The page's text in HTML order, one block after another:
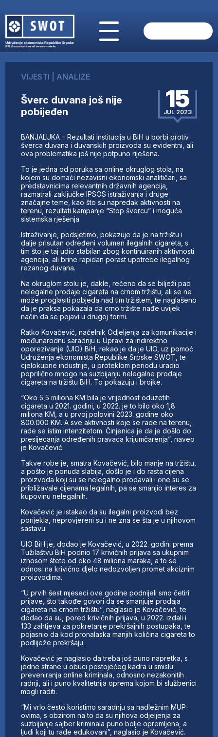
O NAMA
AKTUELNO
ANALIZE
FINANSIJE
IZ STRANIH MEDIJA
AKTIVNOSTI
SWOT INTERVJU
UČLANI SE
KONTAKT
VIJESTI ANALIZE
Šverc duvana još nije
pobijeđen
15
JUL 2023
BANJALUKA – Rezultati institucija u BiH u borbi protiv
šverca duvana i duvanskih proizvoda su evidentni, ali
ova problematika još nije potpuno riješena.
To je jedna od poruka sa online okruglog stola, na
kojem su domaći nezavisni ekonomski analitičari, sa
predstavnicima relevantnih državnih agencija,
razmatrali zaključke IPSOS istraživanja i druge
značajne teme, kao što su napredak aktivnosti na
terenu, rezultati kampanje “Stop švercu” i moguća
sistemska rješenja.
Istraživanje, podsjetimo, pokazuje da je na tržištu i
dalje prisutan određeni volumen ilegalnih cigareta, s
tim što je taj udio stabilan zbog kontinuiranih aktivnosti
agencija, ali brine rapidan porast upotrebe ilegalnog
rezanog duvana.
Na okruglom stolu je, dakle, rečeno da se bilježi pad
nelegalne prodaje cigareta na crnom tržištu, ali se ne
može proglasiti pobjeda nad tim tržištem, te naglašeno
da je praksa pokazala da crno tržište nađe uvijek
način da se pojavi u drugoj formi.
Ratko Kovačević, načelnik Odjeljenja za komunikacije i
međunarodnu saradnju u Upravi za indirektno
oporezivanje (UIO) BiH, rekao je da je UIO, uz pomoć
Udruženja ekonomista Republike Srpske SWOT, te
cjelokupne industrije, u proteklom periodu uradio
poprilično mnogo na suzbijanju nelegalne prodaje
cigareta na tržištu BiH. To pokazuju i brojke.
“Oko 5,5 miliona KM bila je vrijednost oduzetih
cigareta u 2021. godini, u 2022. je to bilo oko 1,8
miliona KM, a u prvoj polovini 2023. godine oko
800.000 KM. A sve aktivnosti koje se rade na terenu,
rade se istim intenzitetom. Činjenica je da je došlo do
presijecanja određenih pravaca krijumčarenja”, naveo
je Kovačević.
Takve robe je, smatra Kovačević, bilo manje na tržištu,
a pošto je ponuda slabija, došlo je i do rasta cijena
proizvoda koji su se nelegalno prodavali i one su se
približavale cijenama legalnih, pa se smanjio interes za
kupovinu nelegalnih.
Kovačević je istakao da su ilegalni proizvodi bez
porijekla, neprovjereni su i ne zna se šta je u njihovom
sastavu.
UIO BiH je, dodao je Kovačević, u 2022. godini prema
Tužilaštvu BiH podnio 17 krivičnih prijava sa ukupnim
iznosom štete od oko 48 miliona maraka, a to se
odnosi na krivično djelo nedozvoljen promet akciznim
proizvodima.
“U prvih šest mjeseci ove godine podnijeli smo četiri
prijave, što takođe govori da se smanjuje prodaja
cigareta na crnom tržištu”, naglasio je Kovačević, te
dodao da su, pored krivičnih prijava, u 2022. izdali i
133 zahtjeva za pokretanje prekršajnih postupaka, te
pojasnio da kod pronalaska manjih količina cigareta to
podliježe prekršaju.
Kovačević je naglasio da treba još puno napretka, s
jedne strane u obuci postojećeg kadra u smislu
preveniranja online kriminala, odnosno nezakonitih
radnji, ali i puno kvalitetnija oprema kojom bi službenici
mogli raditi.
“Mi vrlo često koristimo saradnju sa nadležnim MUP-
ovima, s obzirom na to da su njihova odjeljenja za
suzbijanje sajber kriminala puno bolje opremljena, a
ljudi koji tu rade edukovani”, naglasio je Kovačević.